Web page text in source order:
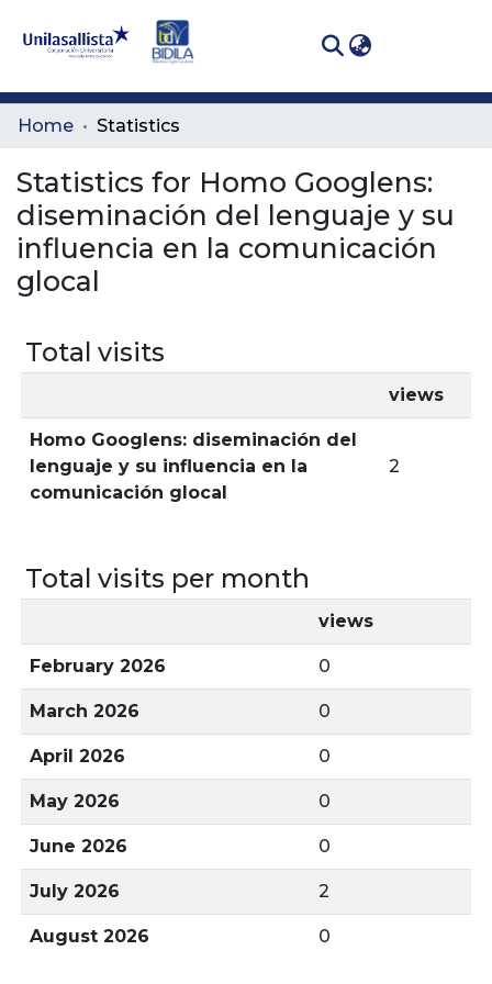
Communities
All of DSpace
Home Statistics
Statistics for Homo Googlens:
diseminación del lenguaje y su
influencia en la comunicación
glocal
Total visits
views
Homo Googlens: diseminación del
lenguaje y su influencia en la
comunicación glocal
2
Total visits per month
views
February 2026 0
March 2026 0
April 2026 0
May 2026 0
June 2026 0
July 2026 2
August 2026 0